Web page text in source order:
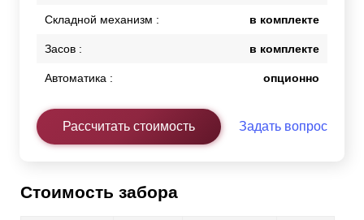
Складной механизм : в комплекте
Засов : в комплекте
Автоматика : опционно
Рассчитать стоимость Задать вопрос
Стоимость забора